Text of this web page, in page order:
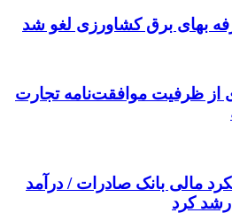
بهای برق کشاورزی لغو شد
از ظرفیت موافقت‌نامه تجارت
مالی بانک صادرات / درآمد